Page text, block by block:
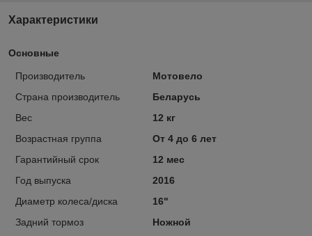
Характеристики
Основные
Производитель
Мотовело
Страна производитель
Беларусь
Вес
12 кг
Возрастная группа
От 4 до 6 лет
Гарантийный срок
12 мес
Год выпуска
2016
Диаметр колеса/диска
16"
Задний тормоз
Ножной